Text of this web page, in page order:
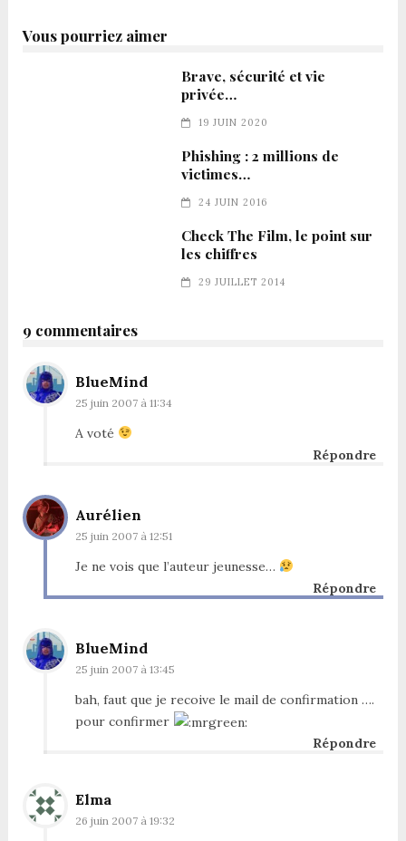
Vous pourriez aimer
Brave, sécurité et vie
privée…
19 JUIN 2020
Phishing : 2 millions de
victimes…
24 JUIN 2016
Check The Film, le point sur
les chiffres
29 JUILLET 2014
9 commentaires
BlueMind
25 juin 2007 à 11:34
A voté
Répondre
Aurélien
25 juin 2007 à 12:51
Je ne vois que l’auteur jeunesse…
Répondre
BlueMind
25 juin 2007 à 13:45
bah, faut que je recoive le mail de confirmation ….
pour confirmer
Répondre
Elma
26 juin 2007 à 19:32